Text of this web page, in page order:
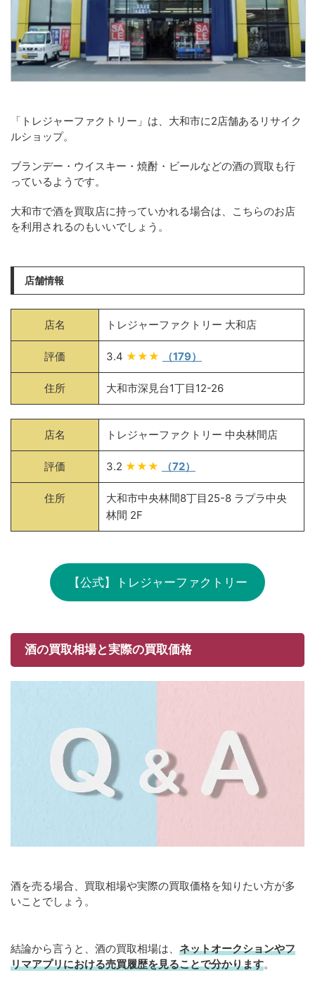
「トレジャーファクトリー」は、大和市に2店舗あるリサイク
ルショップ。
ブランデー・ウイスキー・焼酎・ビールなどの酒の買取も行
っているようです。
大和市で酒を買取店に持っていかれる場合は、こちらのお店
を利用されるのもいいでしょう。
店舗情報
店名 トレジャーファクトリー 大和店
評価 3.4 ★★★ （179）
住所 大和市深見台1丁目12-26
店名 トレジャーファクトリー 中央林間店
評価 3.2 ★★★ （72）
住所
大和市中央林間8丁目25-8 ラプラ中央
林間 2F
【公式】トレジャーファクトリー
酒の買取相場と実際の買取価格
酒を売る場合、買取相場や実際の買取価格を知りたい方が多
いことでしょう。
結論から言うと、酒の買取相場は、 ネットオークションやフ
リマアプリにおける売買履歴を見ることで分かります。